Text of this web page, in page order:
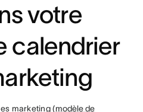
votre
calendrier
marketing (modèle de